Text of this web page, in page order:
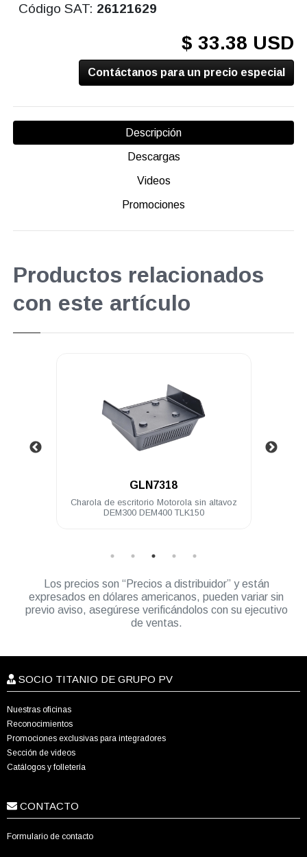
Código SAT: 26121629
$ 33.38 USD
Contáctanos para un precio especial
Descripción
Descargas
Videos
Promociones
Productos relacionados
con este artículo
GLN7318
Charola de escritorio Motorola sin altavoz
DEM300 DEM400 TLK150
Los precios son “Precios a distribuidor” y están
expresados en dólares americanos, pueden variar sin
previo aviso, asegúrese verificándolos con su ejecutivo
de ventas.
SOCIO TITANIO DE GRUPO PV
Nuestras oficinas
Reconocimientos
Promociones exclusivas para integradores
Sección de videos
Catálogos y folletería
CONTACTO
Formulario de contacto